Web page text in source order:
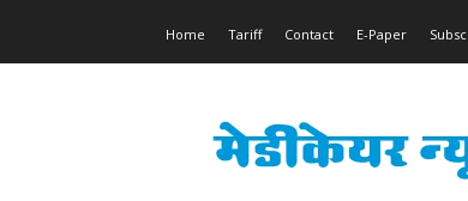
Home Tariff Contact E-Paper
News